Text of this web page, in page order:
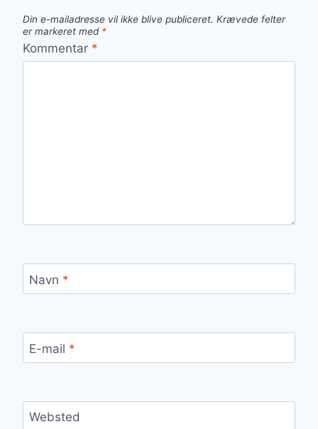
Din e-mailadresse vil ikke blive publiceret. Krævede felter
er markeret med *
Kommentar *
Navn *
E-mail *
Websted